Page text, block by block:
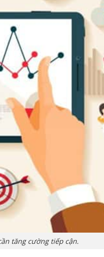
tăng cường tiếp cận.